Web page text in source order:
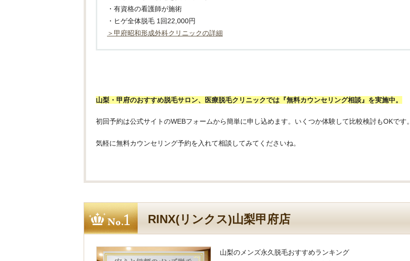
・有資格の看護師が施術
・ヒゲ全体脱毛 1回22,000円
＞甲府昭和形成外科クリニックの詳細
山梨・甲府のおすすめ脱毛サロン、医療脱毛クリニックでは『無料カウンセリング相談』を実施中。
初回予約は公式サイトのWEBフォームから簡単に申し込めます。いくつか体験して比較検討もOKです。
気軽に無料カウンセリング予約を入れて相談してみてくださいね。
RINX(リンクス)山梨甲府店
山梨のメンズ永久脱毛おすすめランキング